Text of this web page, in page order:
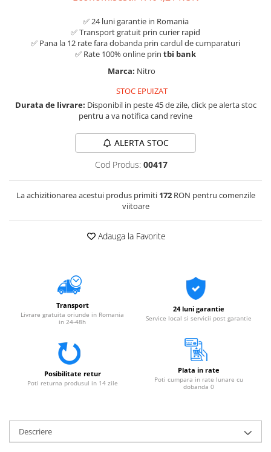
✅ 24 luni garantie in Romania
✅ Transport gratuit prin curier rapid
✅ Pana la 12 rate fara dobanda prin cardul de cumparaturi
✅ Rate 100% online prin tbi bank
Marca: Nitro
STOC EPUIZAT
Durata de livrare: Disponibil in peste 45 de zile, click pe alerta stoc
pentru a va notifica cand revine
ALERTA STOC
Cod Produs: 00417
La achizitionarea acestui produs primiti 172RON pentru comenzile
viitoare
Adauga la Favorite
Transport
Livrare gratuita oriunde in Romania
in 24-48h
24 luni garantie
Service local si servicii post garantie
Posibilitate retur
Poti returna produsul in 14 zile
Plata in rate
Poti cumpara in rate lunare cu
dobanda 0
Descriere